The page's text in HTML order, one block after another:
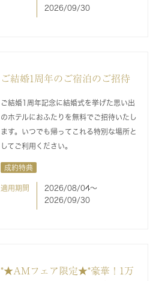
2026/09/30
ご結婚1周年のご宿泊のご招待
ご結婚1周年記念に結婚式を挙げた思い出
のホテルにおふたりを無料でご招待いたし
ます。いつでも帰ってこれる特別な場所と
してご利用ください。
成約特典
適用期間
2026/08/04〜
2026/09/30
*★AMフェア限定★*豪華！1万